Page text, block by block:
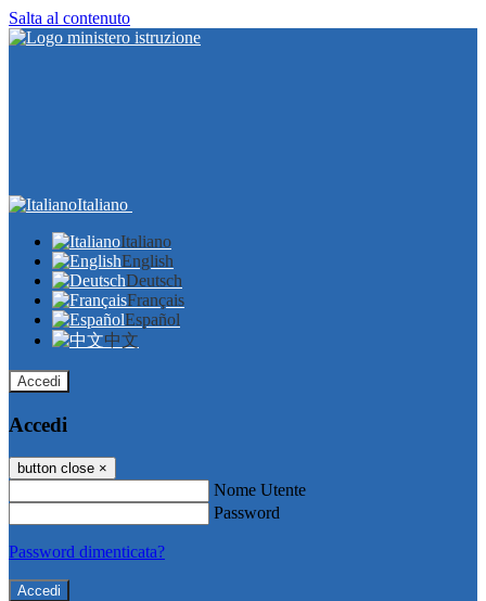
Salta al contenuto
Italiano
Italiano
English
Deutsch
Français
Español
中文
Accedi
Accedi
button close ×
Nome Utente
Password
Password dimenticata?